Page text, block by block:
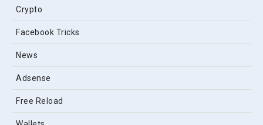
Crypto
Facebook Tricks
News
Adsense
Free Reload